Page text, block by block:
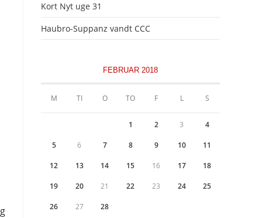
Kort Nyt uge 31
Haubro-Suppanz vandt CCC
FEBRUAR 2018
M TI O TO F L S
1 2 3 4
5 6 7 8 9 10 11
12 13 14 15 16 17 18
19 20 21 22 23 24 25
26 27 28